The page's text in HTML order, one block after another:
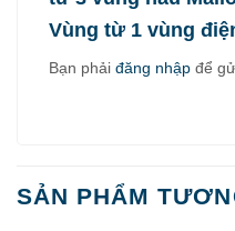
Vùng từ 1 vùng
Bạn phải đăng nhập để
SẢN PHẨM